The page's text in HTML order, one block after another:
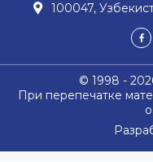
100047,
© 1998 -
При перепечатке